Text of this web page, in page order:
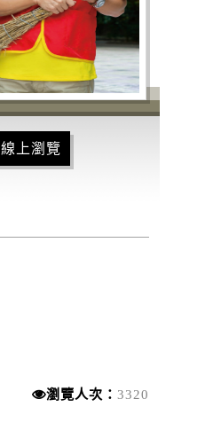
線上瀏覽
瀏覽人次： 3320